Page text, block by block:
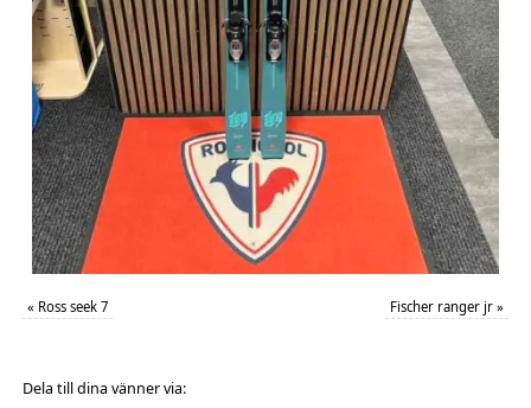
« Ross seek 7 Fischer ranger jr »
Dela till dina vänner via: